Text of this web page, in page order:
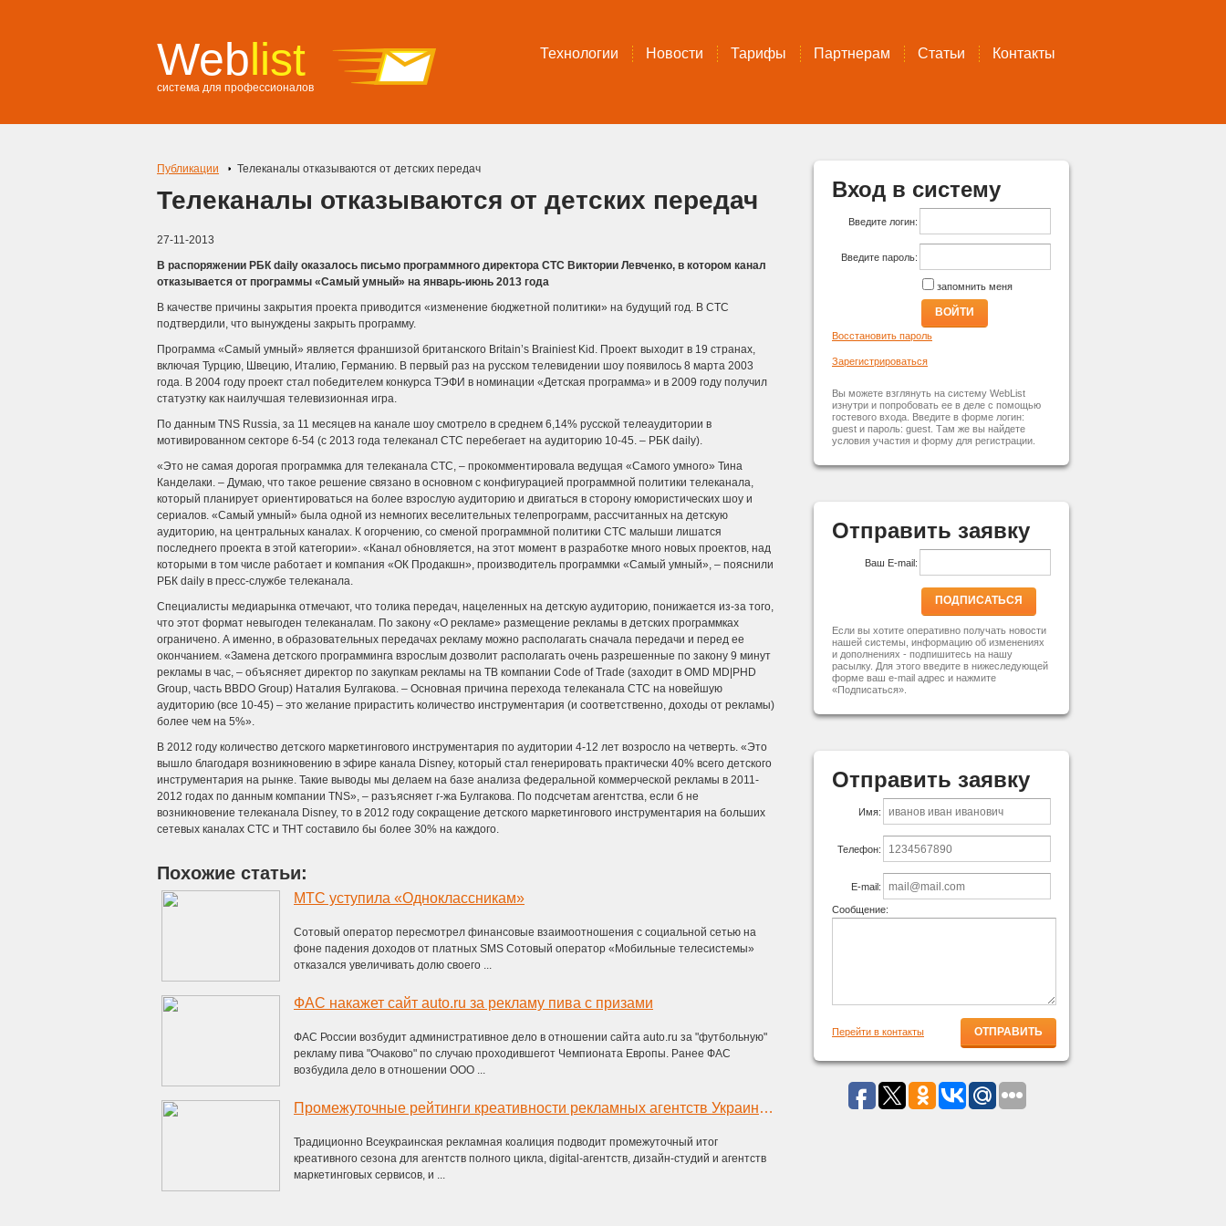
Weblist
система для профессионалов
Технологии Новости Тарифы Партнерам Статьи Контакты
Публикации Телеканалы отказываются от детских передач
Телеканалы отказываются от детских передач
27-11-2013
В распоряжении РБК daily оказалось письмо программного директора СТС Виктории Левченко, в котором канал
отказывается от программы «Самый умный» на январь-июнь 2013 года
В качестве причины закрытия проекта приводится «изменение бюджетной политики» на будущий год. В СТС
подтвердили, что вынуждены закрыть программу.
Программа «Самый умный» является франшизой британского Britain’s Brainiest Kid. Проект выходит в 19 странах,
включая Турцию, Швецию, Италию, Германию. В первый раз на русском телевидении шоу появилось 8 марта 2003
года. В 2004 году проект стал победителем конкурса ТЭФИ в номинации «Детская программа» и в 2009 году получил
статуэтку как наилучшая телевизионная игра.
По данным TNS Russia, за 11 месяцев на канале шоу смотрело в среднем 6,14% русской телеаудитории в
мотивированном секторе 6-54 (с 2013 года телеканал СТС перебегает на аудиторию 10-45. – РБК daily).
«Это не самая дорогая программка для телеканала СТС, – прокомментировала ведущая «Самого умного» Тина
Канделаки. – Думаю, что такое решение связано в основном с конфигурацией программной политики телеканала,
который планирует ориентироваться на более взрослую аудиторию и двигаться в сторону юмористических шоу и
сериалов. «Самый умный» была одной из немногих веселительных телепрограмм, рассчитанных на детскую
аудиторию, на центральных каналах. К огорчению, со сменой программной политики СТС малыши лишатся
последнего проекта в этой категории». «Канал обновляется, на этот момент в разработке много новых проектов, над
которыми в том числе работает и компания «ОК Продакшн», производитель программки «Самый умный», – пояснили
РБК daily в пресс-службе телеканала.
Специалисты медиарынка отмечают, что толика передач, нацеленных на детскую аудиторию, понижается из-за того,
что этот формат невыгоден телеканалам. По закону «О рекламе» размещение рекламы в детских программках
ограничено. А именно, в образовательных передачах рекламу можно располагать сначала передачи и перед ее
окончанием. «Замена детского программинга взрослым дозволит располагать очень разрешенные по закону 9 минут
рекламы в час, – объясняет директор по закупкам рекламы на ТВ компании Code of Trade (заходит в OMD MD|PHD
Group, часть BBDO Group) Наталия Булгакова. – Основная причина перехода телеканала СТС на новейшую
аудиторию (все 10-45) – это желание прирастить количество инструментария (и соответственно, доходы от рекламы)
более чем на 5%».
В 2012 году количество детского маркетингового инструментария по аудитории 4-12 лет возросло на четверть. «Это
вышло благодаря возникновению в эфире канала Disney, который стал генерировать практически 40% всего детского
инструментария на рынке. Такие выводы мы делаем на базе анализа федеральной коммерческой рекламы в 2011-
2012 годах по данным компании TNS», – разъясняет г-жа Булгакова. По подсчетам агентства, если б не
возникновение телеканала Disney, то в 2012 году сокращение детского маркетингового инструментария на больших
сетевых каналах СТС и ТНТ составило бы более 30% на каждого.
Похожие статьи:
МТС уступила «Одноклассникам»
Сотовый оператор пересмотрел финансовые взаимоотношения с социальной сетью на
фоне падения доходов от платных SMS Сотовый оператор «Мобильные телесистемы»
отказался увеличивать долю своего ...
ФАС накажет сайт auto.ru за рекламу пива с призами
ФАС России возбудит административное дело в отношении сайта auto.ru за "футбольную"
рекламу пива "Очаково" по случаю проходившегот Чемпионата Европы. Ранее ФАС
возбудила дело в отношении ООО ...
Промежуточные рейтинги креативности рекламных агентств Украины сезона 2012/2013
Традиционно Всеукраинская рекламная коалиция подводит промежуточный итог
креативного сезона для агентств полного цикла, digital-агентств, дизайн-студий и агентств
маркетинговых сервисов, и ...
Вход в систему
Введите логин:
Введите пароль:
запомнить меня
ВОЙТИ
Восстановить пароль
Зарегистрироваться
Вы можете взглянуть на систему WebList
изнутри и попробовать ее в деле с помощью
гостевого входа. Введите в форме логин:
guest и пароль: guest. Там же вы найдете
условия участия и форму для регистрации.
Отправить заявку
Ваш E-mail:
ПОДПИСАТЬСЯ
Если вы хотите оперативно получать новости
нашей системы, информацию об изменениях
и дополнениях - подпишитесь на нашу
расылку. Для этого введите в нижеследующей
форме ваш e-mail адрес и нажмите
«Подписаться».
Отправить заявку
Имя:
Телефон:
E-mail:
Сообщение:
Перейти в контакты